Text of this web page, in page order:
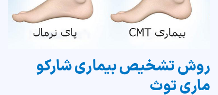
روش تشخیص بیماری شارکو
ماری توث